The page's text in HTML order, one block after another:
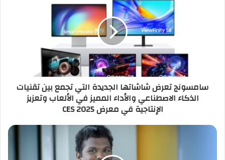
سامسونج تعرض شاشاتها الجديدة التي تجمع بين تقنيات
الذكاء الاصطناعي والأداء المميز في الألعاب وتعزيز
الإنتاجية في معرض 2025 CES